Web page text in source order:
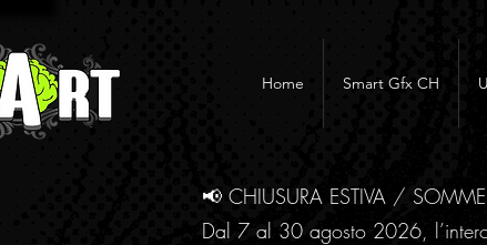
Home Smart Gfx CH
📢 CHIUSURA ESTIVA /
Dal 7 al 30 agosto 2026,